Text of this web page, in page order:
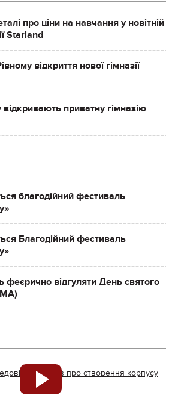
про ціни на навчання у новітній
Starland
відкриття нової гімназії
приватну гімназію
благодійний фестиваль
Благодійний фестиваль
феєрично відгуляти День святого